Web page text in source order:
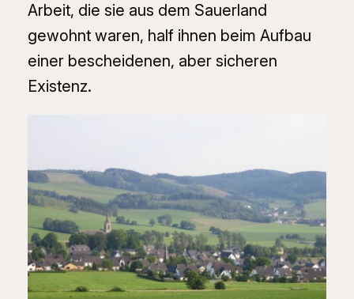
Arbeit, die sie aus dem Sauerland
gewohnt waren, half ihnen beim Aufbau
einer bescheidenen, aber sicheren
Existenz.